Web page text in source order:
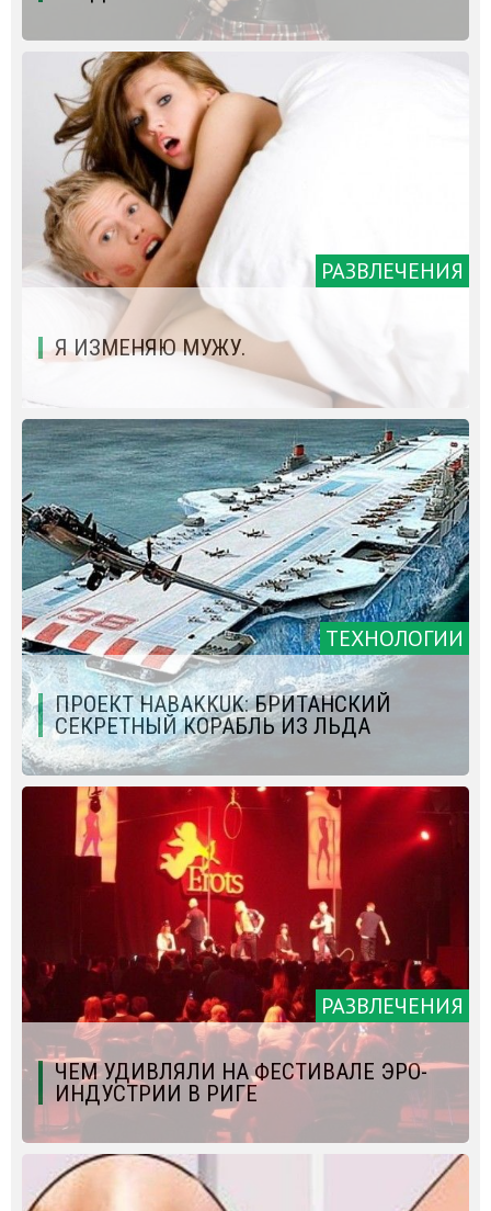
РАЗВЛЕЧЕНИЯ
Я ИЗМЕНЯЮ МУЖУ.
ТЕХНОЛОГИИ
ПРОЕКТ HABAKKUK: БРИТАНСКИЙ
СЕКРЕТНЫЙ КОРАБЛЬ ИЗ ЛЬДА
РАЗВЛЕЧЕНИЯ
ЧЕМ УДИВЛЯЛИ НА ФЕСТИВАЛЕ ЭРО-
ИНДУСТРИИ В РИГЕ